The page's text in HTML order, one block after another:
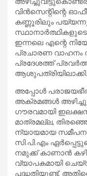
വിൻസെന്റിന്റെ
കണ്ണൂരിലും
ഇന്നലെ എന്റെ
പ്രചാരണ വാഹനം
പ്രദേശത്ത്
ആശുപത്രിയിലാക്കി.
അപ്പോൾ
അക്രമങ്ങൾ
ഗൗരവമായി
മാത്രമല്ല,
ന്യായമായ
സി.പി.എം
നമുക്ക് കാണാൻ
വ്യാപകമായി
പദ്ധതിയുണ്ട്.